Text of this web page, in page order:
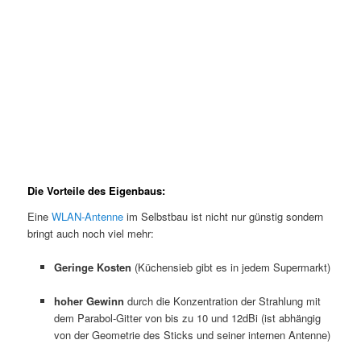
Die Vorteile des Eigenbaus:
EineWLAN-Antenne im Selbstbau ist nicht nur günstig sondern
bringt auch noch viel mehr:
Geringe Kosten (Küchensieb gibt es in jedem Supermarkt)
hoher Gewinn durch die Konzentration der Strahlung mit
dem Parabol-Gitter von bis zu 10 und 12dBi (ist abhängig
von der Geometrie des Sticks und seiner internen Antenne)